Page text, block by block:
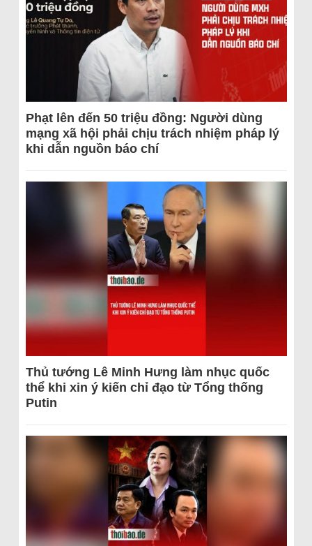
Phạt lên đến 50 triệu đồng: Người dùng
mạng xã hội phải chịu trách nhiệm pháp lý
khi dẫn nguồn báo chí
Thủ tướng Lê Minh Hưng làm nhục quốc
thể khi xin ý kiến chỉ đạo từ Tổng thống
Putin